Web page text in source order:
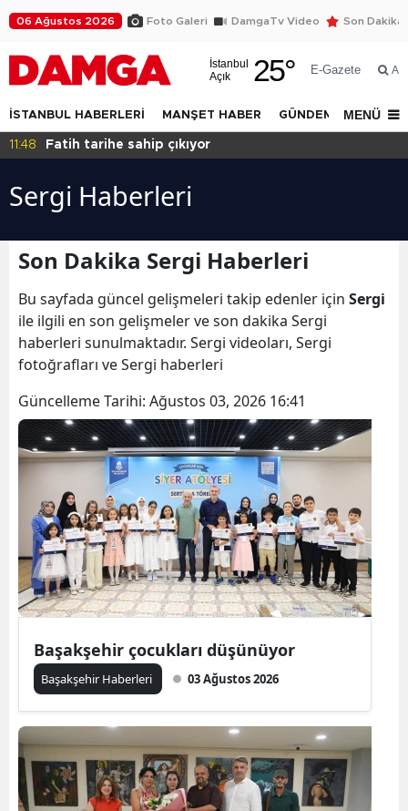
06 Ağustos 2026 Foto Galeri DamgaTv Video Son Dakika
İstanbul
Açık
25° E-Gazete Ara
İSTANBUL HABERLERİ MANŞET HABER GÜNDEM DÜNYA
MENÜ
11:46 Bana sahip çıkın!
Sergi Haberleri
Son Dakika Sergi Haberleri
Bu sayfada güncel gelişmeleri takip edenler için Sergi
ile ilgili en son gelişmeler ve son dakika Sergi
haberleri sunulmaktadır. Sergi videoları, Sergi
fotoğrafları ve Sergi haberleri
Güncelleme Tarihi: Ağustos 03, 2026 16:41
Başakşehir çocukları düşünüyor
Başakşehir Haberleri 03 Ağustos 2026